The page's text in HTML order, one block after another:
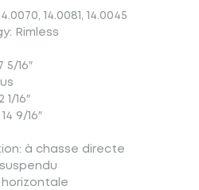
14.0081, 14.0045
Rimless
5/16″
16″
9/16″
à chasse directe
horizontale